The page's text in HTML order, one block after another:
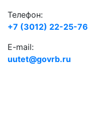
Телефон:
+7 (3012) 22-25-76
E-mail:
uutet@govrb.ru